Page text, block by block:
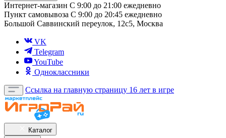
Интернет-магазин С 9:00 до 21:00 ежедневно
Пункт самовывоза С 9:00 до 20:45 ежедневно
Большой Саввинский переулок, 12с5, Москва
VK
Telegram
YouTube
Одноклассники
Ссылка на главную страницу 16 лет в игре
Каталог